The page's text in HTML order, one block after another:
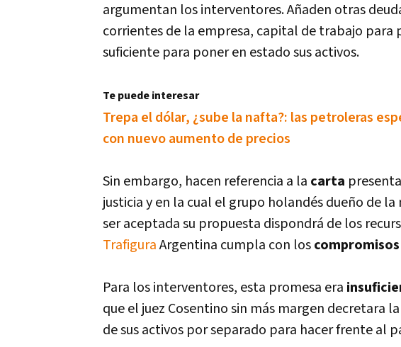
argumentan los interventores. Añaden otras
corrientes de la empresa, capital de trabajo
suficiente para poner en estado sus activos.
Te puede interesar
Trepa el dólar, ¿sube la nafta?: las petroleras
con nuevo aumento de precios
Sin embargo, hacen referencia a la carta
justicia y en la cual el grupo holandés dueño de la
ser aceptada su propuesta dispondrá de los
TrafiguraArgentina cumpla con loscompromisos
Para los interventores, esta promesa era
que el juez Cosentino sin más margen decretara
de sus activos por separado para hacer frente al